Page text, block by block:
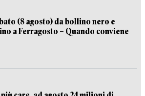
(8 agosto) da bollino nero e
a Ferragosto – Quando conviene